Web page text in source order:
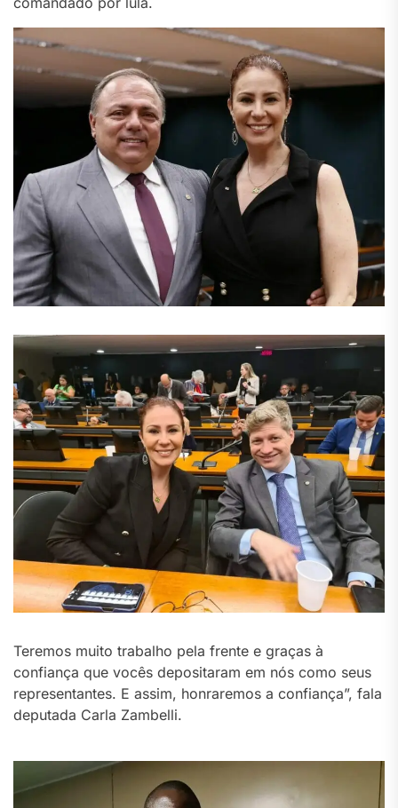
Teremos muito trabalho pela frente e graças à
confiança que vocês depositaram em nós como seus
representantes. E assim, honraremos a confiança”, fala
deputada Carla Zambelli.